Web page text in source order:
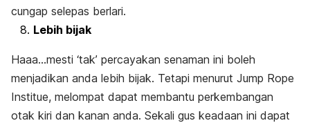
cungap selepas berlari.
Lebih bijak
Haaa…mesti ‘tak’ percayakan senaman ini boleh
menjadikan anda lebih bijak. Tetapi menurut Jump Rope
Institue, melompat dapat membantu perkembangan
otak kiri dan kanan anda. Sekali gus keadaan ini dapat